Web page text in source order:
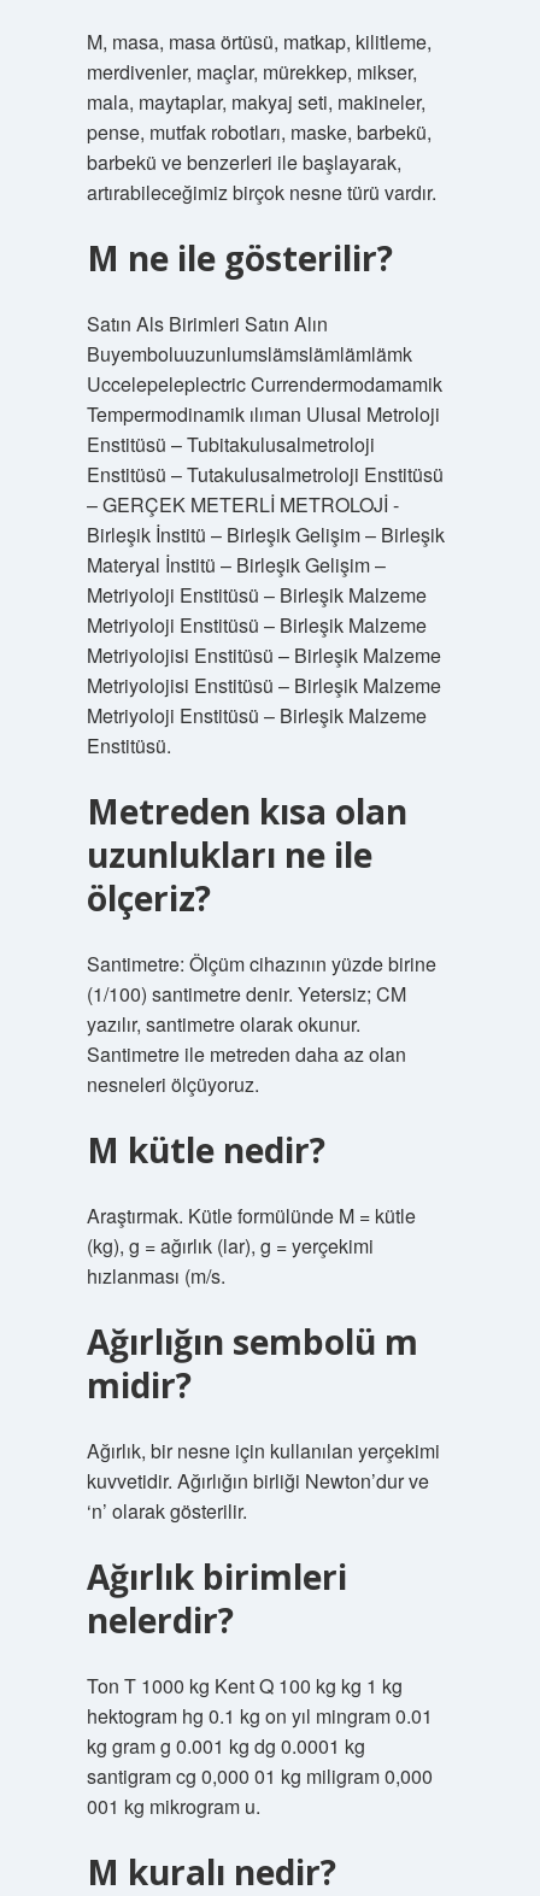
M, masa, masa örtüsü, matkap, kilitleme,
merdivenler, maçlar, mürekkep, mikser,
mala, maytaplar, makyaj seti, makineler,
pense, mutfak robotları, maske, barbekü,
barbekü ve benzerleri ile başlayarak,
artırabileceğimiz birçok nesne türü vardır.
M ne ile gösterilir?
Satın Als Birimleri Satın Alın
Buyemboluuzunlumslämslämlämlämk
Uccelepeleplectric Currendermodamamik
Tempermodinamik ılıman Ulusal Metroloji
Enstitüsü – Tubitakulusalmetroloji
Enstitüsü – Tutakulusalmetroloji Enstitüsü
– GERÇEK METERLİ METROLOJİ -
Birleşik İnstitü – Birleşik Gelişim – Birleşik
Materyal İnstitü – Birleşik Gelişim –
Metriyoloji Enstitüsü – Birleşik Malzeme
Metriyoloji Enstitüsü – Birleşik Malzeme
Metriyolojisi Enstitüsü – Birleşik Malzeme
Metriyolojisi Enstitüsü – Birleşik Malzeme
Metriyoloji Enstitüsü – Birleşik Malzeme
Enstitüsü.
Metreden kısa olan
uzunlukları ne ile
ölçeriz?
Santimetre: Ölçüm cihazının yüzde birine
(1/100) santimetre denir. Yetersiz; CM
yazılır, santimetre olarak okunur.
Santimetre ile metreden daha az olan
nesneleri ölçüyoruz.
M kütle nedir?
Araştırmak. Kütle formülünde M = kütle
(kg), g = ağırlık (lar), g = yerçekimi
hızlanması (m/s.
Ağırlığın sembolü m
midir?
Ağırlık, bir nesne için kullanılan yerçekimi
kuvvetidir. Ağırlığın birliği Newton’dur ve
‘n’ olarak gösterilir.
Ağırlık birimleri
nelerdir?
Ton T 1000 kg Kent Q 100 kg kg 1 kg
hektogram hg 0.1 kg on yıl mingram 0.01
kg gram g 0.001 kg dg 0.0001 kg
santigram cg 0,000 01 kg miligram 0,000
001 kg mikrogram u.
M kuralı nedir?